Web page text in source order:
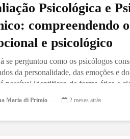
Psicológica e
compreendendo
e psicológico
se perguntou como os psicólogos
da personalidade, das emoções e
possível identificar, de forma ética e
Cristiana Maria di Primio Gonçalves 2 meses atrás